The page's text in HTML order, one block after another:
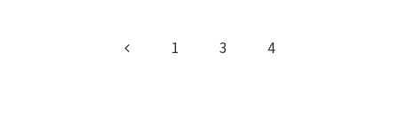
前
1 3 4